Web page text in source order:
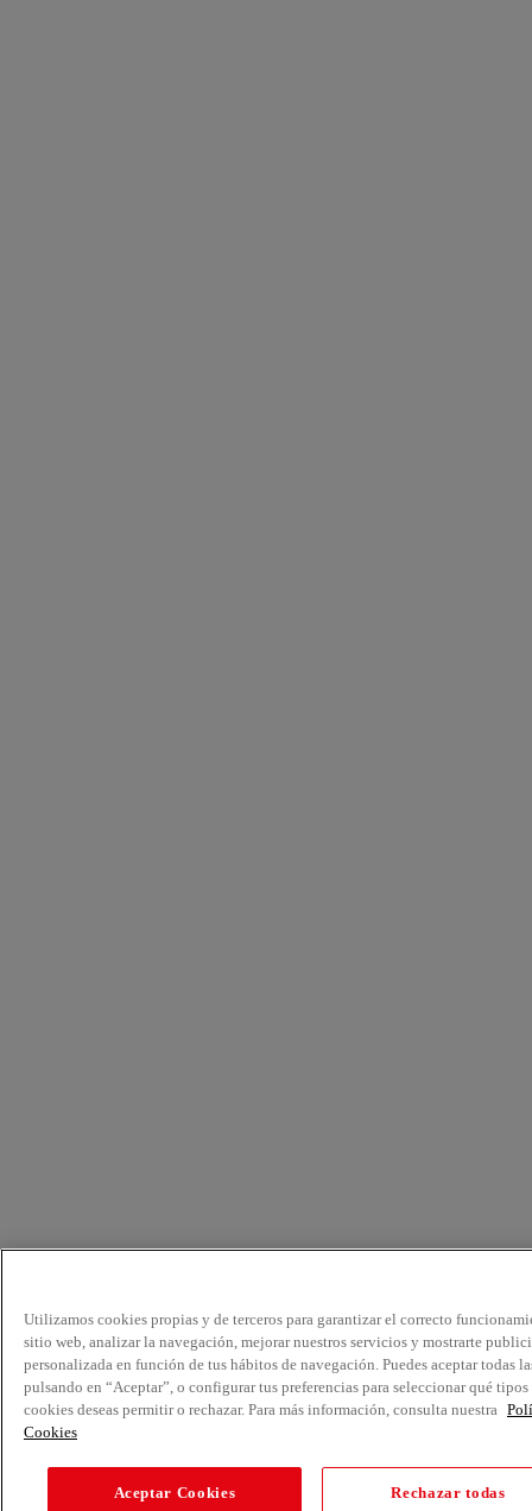
Utilizamos cookies propias y de terceros para garantizar el correcto
sitio web, analizar la navegación, mejorar nuestros servicios y mostrarte
personalizada en función de tus hábitos de navegación. Puedes aceptar todas
pulsando en “Aceptar”, o configurar tus preferencias para seleccionar qué tipos
cookies deseas permitir o rechazar. Para más información, consulta nuestra
Cookies
Aceptar Cookies Rechazar todas